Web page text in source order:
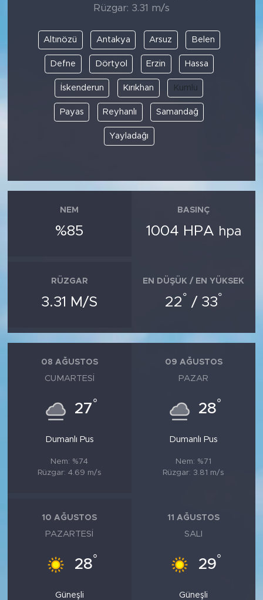
Rüzgar: 3.31 m/s
Altınözü Antakya Arsuz Belen
Defne Dörtyol Erzin Hassa
İskenderun Kırıkhan Kumlu
Payas Reyhanlı Samandağ
Yayladağı
NEM
%85
BASINÇ
1004 HPA hpa
RÜZGAR
3.31 M/S
EN DÜŞÜK / EN YÜKSEK
22° / 33°
08 AĞUSTOS
CUMARTESI
27°
Dumanlı Pus
Nem: %74
Rüzgar: 4.69 m/s
09 AĞUSTOS
PAZAR
28°
Dumanlı Pus
Nem: %71
Rüzgar: 3.81 m/s
10 AĞUSTOS
PAZARTESI
28°
Güneşli
11 AĞUSTOS
SALI
29°
Güneşli